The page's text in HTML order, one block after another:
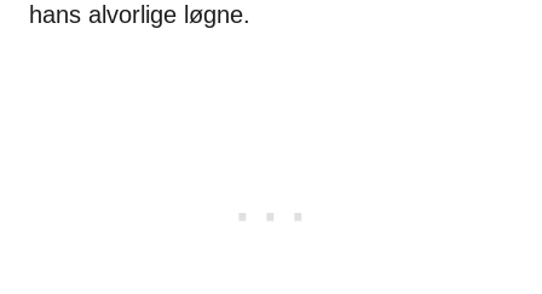
hans alvorlige løgne.